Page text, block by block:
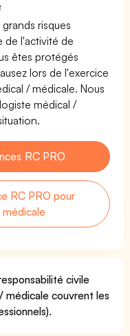
risques
de l'activité de
êtes protégés
lors de l'exercice
/ médicale. Nous
médical /
RC PRO
RC PRO pour
civile
médicale couvrent les